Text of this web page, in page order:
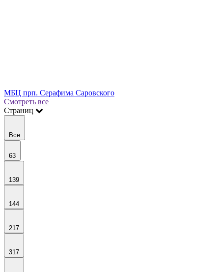
МБЦ прп. Серафима Саровского
Смотреть все
Страниц
Все
63
139
144
217
317